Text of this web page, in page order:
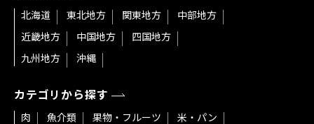
北海道 東北地方 関東地方
中部地方
近畿地方
中国地方
四国地方
九州地方
沖縄
カテゴリから探す
肉 魚介類 果物・フルーツ
米・パン